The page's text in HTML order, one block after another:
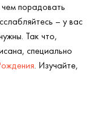
порадовать
– у вас
Так что,
специально
. Изучайте,